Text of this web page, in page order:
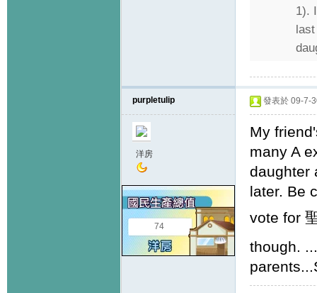
1).
purpletulip
洋房
74
發表於 09-7-
My
many A
daughter
later. Be
vote for
though.